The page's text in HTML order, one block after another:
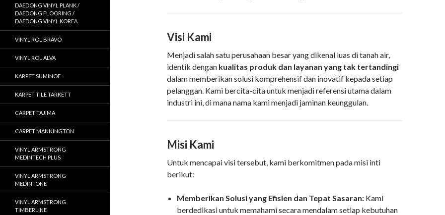
Visi Kami
Menjadi salah satu perusahaan besar yang dikenal luas di tanah air,
identik dengan kualitas produk dan layanan yang tak tertandingi
dalam memberikan solusi komprehensif dan inovatif kepada setiap
pelanggan. Kami bercita-cita untuk menjadi referensi utama dalam
industri ini, di mana nama kami menjadi jaminan keunggulan.
Misi Kami
Untuk mencapai visi tersebut, kami berkomitmen pada misi inti
berikut:
Memberikan Solusi yang Efisien dan Tepat Sasaran: Kami
berdedikasi untuk memahami secara mendalam setiap kebutuhan
DAEDONG VINYL PLANK /
DAEDONG FLOORING /
DAEDONG VINYL KOREA
VINYL ROL BRAVO
VINYL ROL ALVA
KARPET SUMINOE
KARPET TILE TARKETT
CARPET TAJIMA
CARPET MANNINGTON
VINYL ARMSTRONG
MEDINTECH PLUS
VINYL ARMSTRONG
MEDINTONE
VINYL ARMSTRONG
TIMBERLINE